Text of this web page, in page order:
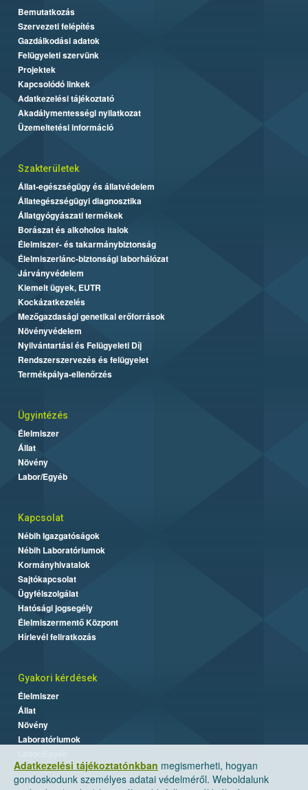
Adatkezelési tájékoztatónkban megismerheti, hogyan
gondoskodunk személyes adatai védelméről. Weboldalunk
Bemutatkozás
Szervezeti felépítés
Gazdálkodási adatok
Felügyeleti szervünk
Projektek
Kapcsolódó linkek
Adatkezelési tájékoztató
Akadálymentességi nyilatkozat
Üzemeltetési információ
Szakterületek
Állat-egészségügy és állatvédelem
Állategészségügyi diagnosztika
Állatgyógyászati termékek
Borászat és alkoholos italok
Élelmiszer- és takarmánybiztonság
Élelmiszerlánc-biztonsági laborhálózat
Járványvédelem
Kiemelt ügyek, EUTR
Kockázatkezelés
Mezőgazdasági genetikai erőforrások
Növényvédelem
Nyilvántartási és Felügyeleti Díj
Rendszerszervezés és felügyelet
Termékpálya-ellenőrzés
Ügyintézés
Élelmiszer
Állat
Növény
Labor/Egyéb
Kapcsolat
Nébih Igazgatóságok
Nébih Laboratóriumok
Kormányhivatalok
Sajtókapcsolat
Ügyfélszolgálat
Hatósági jogsegély
Élelmiszermentő Központ
Hírlevél feliratkozás
Gyakori kérdések
Élelmiszer
Állat
Növény
Laboratóriumok